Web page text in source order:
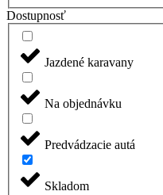
Dostupnosť
Jazdené karavany
Na objednávku
Predvádzacie autá
Skladom